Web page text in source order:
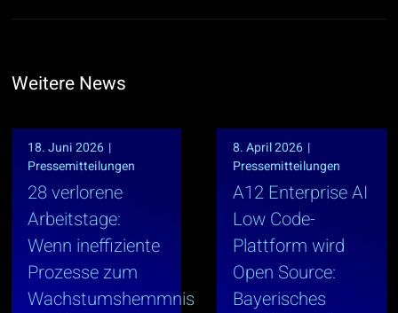
Weitere News
18. Juni 2026 |
Pressemitteilungen
28 verlorene
Arbeitstage:
Wenn ineffiziente
Prozesse zum
Wachstumshemmnis
8. April 2026 |
Pressemitteilungen
A12 Enterprise AI
Low Code-
Plattform wird
Open Source:
Bayerisches